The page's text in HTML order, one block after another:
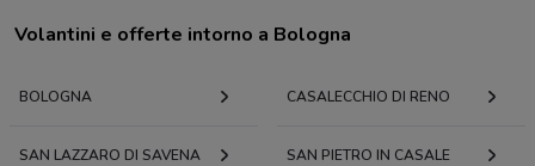
Volantini e offerte intorno a Bologna
BOLOGNA CASALECCHIO DI RENO
SAN LAZZARO DI SAVENA SAN PIETRO IN CASALE